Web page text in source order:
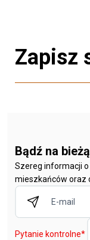
Zapisz
Bądź na
Szereg informacji
mieszkańców oraz
Pytanie kontrolne*